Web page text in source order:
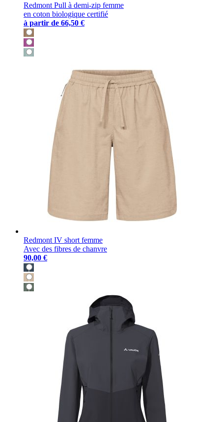
Redmont Pull à demi-zip femme
en coton biologique certifié
à partir de 66,50 €
Redmont IV short femme
Avec des fibres de chanvre
90,00 €